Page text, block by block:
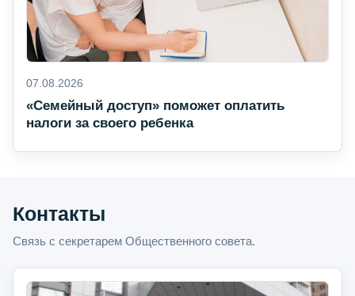
07.08.2026
«Семейный доступ» поможет оплатить
налоги за своего ребенка
Контакты
Связь с секретарем Общественного совета.